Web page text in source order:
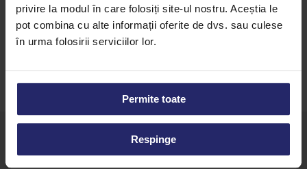
privire la modul în care folosiți site-ul nostru. Aceștia le
pot combina cu alte informații oferite de dvs. sau culese
în urma folosirii serviciilor lor.
Permite toate
Respinge